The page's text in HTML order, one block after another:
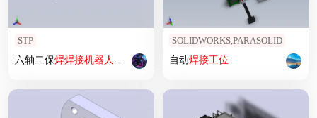
STP
六轴二保焊焊接机器人 设计（带 焊接枪）
SOLIDWORKS,PARASOLID
自动焊接工位